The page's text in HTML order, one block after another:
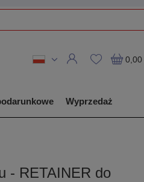
0,00
Wyprzedaż
- RETAINER do